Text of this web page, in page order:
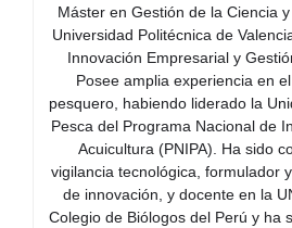
Máster en Gestión de la Ciencia
Universidad Politécnica de
Innovación Empresarial y
Posee amplia experiencia en
pesquero, habiendo liderado la
Pesca del Programa Nacional de
Acuicultura (PNIPA). Ha sido
vigilancia tecnológica, formulador
de innovación, y docente en la
Colegio de Biólogos del Perú y ha